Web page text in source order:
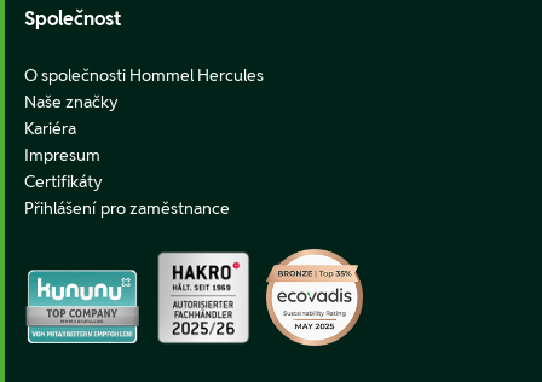
Společnost
O společnosti Hommel Hercules
Naše značky
Kariéra
Impresum
Certifikáty
Přihlášení pro zaměstnance